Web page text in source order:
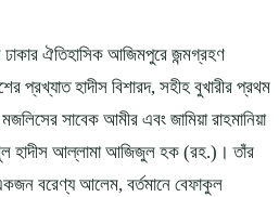
ঢাকার ঐতিহাসিক আজিমপুরে জন্মগ্রহণ
প্রখ্যাত হাদীস বিশারদ, সহীহ বুখারীর প্রথম
সাবেক আমীর এবং জামিয়া রাহমানিয়া
হাদীস আল্লামা আজিজুল হক (রহ.)। তাঁর
বরেণ্য আলেম, বর্তমানে বেফাকুল